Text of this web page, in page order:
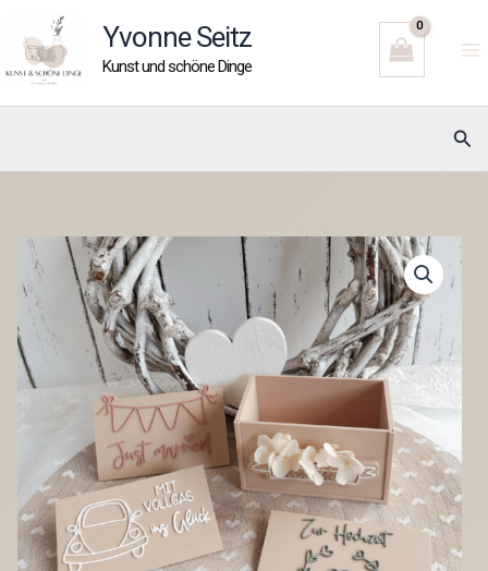
Inhalt
springen
Yvonne Seitz
Kunst und schöne Dinge